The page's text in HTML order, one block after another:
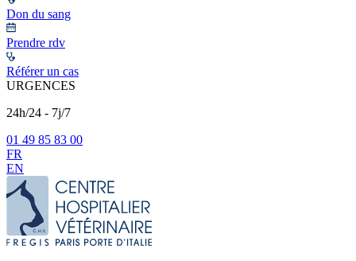
Don du sang
Prendre rdv
Référer un cas
URGENCES
24h/24 - 7j/7
01 49 85 83 00
FR
EN